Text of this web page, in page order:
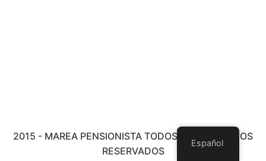
2015 - MAREA PENSIONISTA TODOS LOS DERECHOS
RESERVADOS
Español